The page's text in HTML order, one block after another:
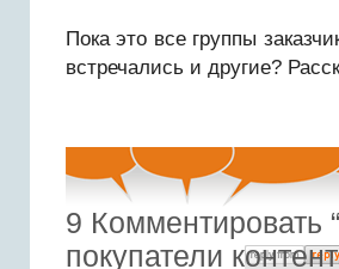
Пока это все группы
встречались и другие?
9 Комментировать
покупатели